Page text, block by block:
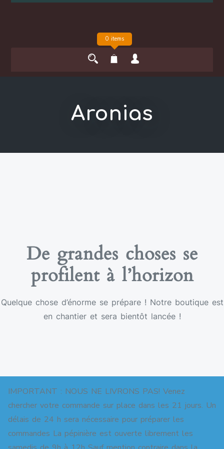
IMPORTANT : NOUS NE LIVRONS PAS! Venez
chercher votre commande sur place dans les 21 jours. Un
délais de 24 h sera nécessaire pour préparer les
commandes La pépinière est ouverte librement les
0 items
Aronias
De grandes choses se
profilent à l’horizon
Quelque chose d’énorme se prépare ! Notre boutique est
en chantier et sera bientôt lancée !
Copyright © 2026 Pépinière pour jardins-forêts. All